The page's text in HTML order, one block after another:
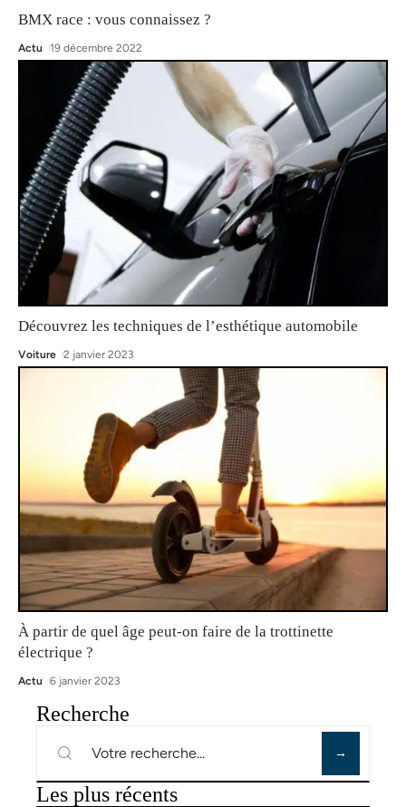
BMX race : vous connaissez ?
Actu 19 décembre 2022
Découvrez les techniques de l’esthétique automobile
Voiture 2 janvier 2023
À partir de quel âge peut-on faire de la trottinette
électrique ?
Actu 6 janvier 2023
Recherche
Les plus récents